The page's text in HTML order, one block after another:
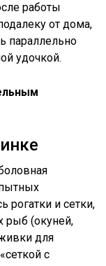
работы
от дома,
параллельно
удочкой.
рогатки и сетки,
рыб (окуней,
для
с